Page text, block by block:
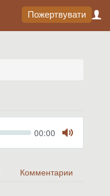
Пожертвувати
Current
00:00
Mute
Комментарии